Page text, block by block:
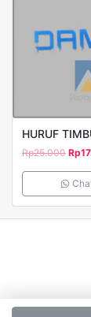
Rp25.000 Rp